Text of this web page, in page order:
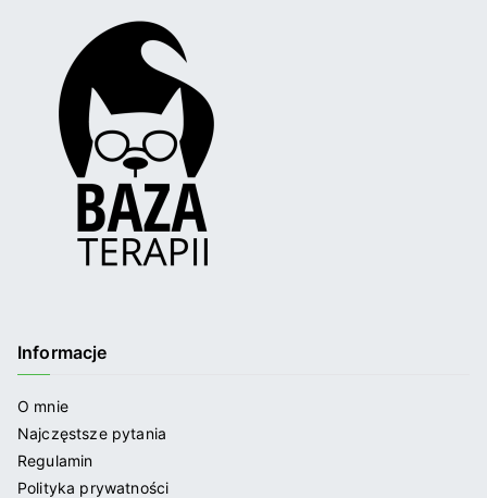
Informacje
O mnie
Najczęstsze pytania
Regulamin
Polityka prywatności